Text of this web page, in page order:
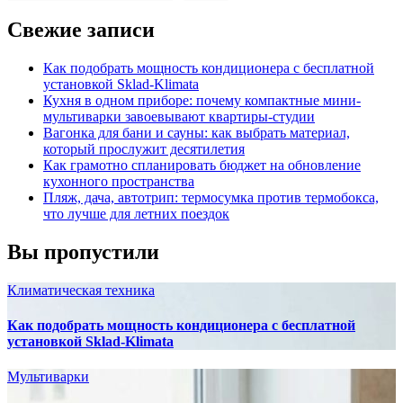
Свежие записи
Как подобрать мощность кондиционера с бесплатной
установкой Sklad-Klimata
Кухня в одном приборе: почему компактные мини-
мультиварки завоевывают квартиры-студии
Вагонка для бани и сауны: как выбрать материал,
который прослужит десятилетия
Как грамотно спланировать бюджет на обновление
кухонного пространства
Пляж, дача, автотрип: термосумка против термобокса,
что лучше для летних поездок
Вы пропустили
Климатическая техника
Как подобрать мощность кондиционера с бесплатной
установкой Sklad-Klimata
Мультиварки